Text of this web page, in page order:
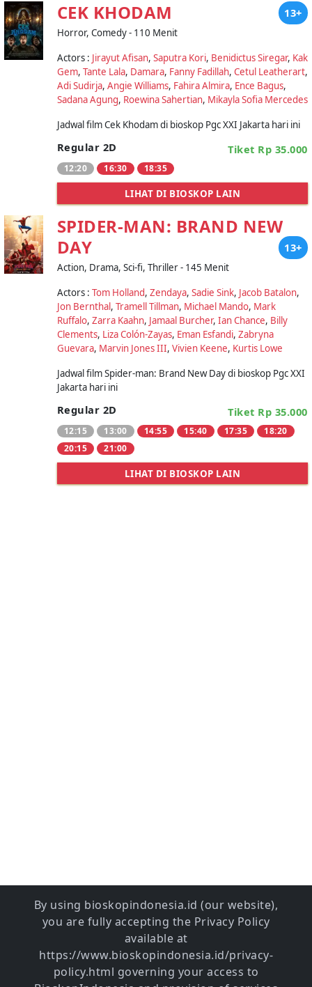
CEK KHODAM 13+
Horror, Comedy - 110 Menit
Actors : Jirayut Afisan, Saputra Kori, Benidictus Siregar, Kak
Gem, Tante Lala, Damara, Fanny Fadillah, Cetul Leatherart,
Adi Sudirja, Angie Williams, Fahira Almira, Ence Bagus,
Sadana Agung, Roewina Sahertian, Mikayla Sofia Mercedes
Jadwal film Cek Khodam di bioskop Pgc XXI Jakarta hari ini
Regular 2D Tiket Rp 35.000
12:20 16:30 18:35
LIHAT DI BIOSKOP LAIN
SPIDER-MAN: BRAND NEW
DAY
13+
Action, Drama, Sci-fi, Thriller - 145 Menit
Actors : Tom Holland, Zendaya, Sadie Sink, Jacob Batalon,
Jon Bernthal, Tramell Tillman, Michael Mando, Mark
Ruffalo, Zarra Kaahn, Jamaal Burcher, Ian Chance, Billy
Clements, Liza Colón-Zayas, Eman Esfandi, Zabryna
Guevara, Marvin Jones III, Vivien Keene, Kurtis Lowe
Jadwal film Spider-man: Brand New Day di bioskop Pgc XXI
Jakarta hari ini
Regular 2D Tiket Rp 35.000
12:15 13:00 14:55 15:40 17:35
18:20
20:15
21:00
LIHAT DI BIOSKOP LAIN
By using bioskopindonesia.id (our website),
you are fully accepting the Privacy Policy
available at
https://www.bioskopindonesia.id/privacy-
policy.html governing your access to